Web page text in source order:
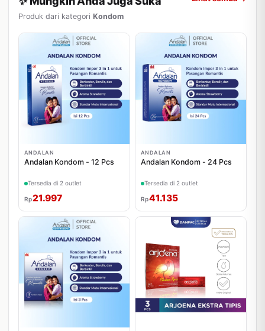
Produk dari kategori Kondom
ANDALAN
Andalan Kondom - 12 Pcs
Tersedia di 2 outlet
Rp21.997
ANDALAN
Andalan Kondom - 24 Pcs
Tersedia di 2 outlet
Rp41.135